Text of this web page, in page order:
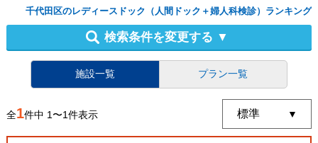
千代田区のレディースドック（人間ドック＋婦人科検診）ランキング
検索条件を変更する ▼
施設一覧 プラン一覧
全1件中 1〜1件表示